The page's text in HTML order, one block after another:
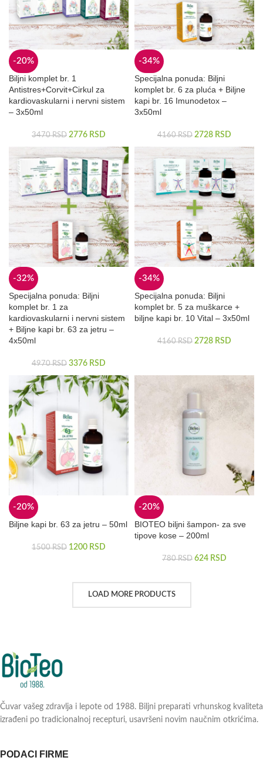
-20%
Biljni komplet br. 1
Antistres+Corvit+Cirkul za
kardiovaskularni i nervni sistem
– 3x50ml
3470RSD 2776 RSD
-34%
Specijalna ponuda: Biljni
komplet br. 6 za pluća + Biljne
kapi br. 16 Imunodetox –
3x50ml
4160RSD 2728 RSD
-32%
Specijalna ponuda: Biljni
komplet br. 1 za
kardiovaskularni i nervni sistem
+ Biljne kapi br. 63 za jetru –
4x50ml
4970RSD 3376 RSD
-34%
Specijalna ponuda: Biljni
komplet br. 5 za muškarce +
biljne kapi br. 10 Vital – 3x50ml
4160RSD 2728 RSD
-20%
Biljne kapi br. 63 za jetru – 50ml
1500RSD 1200 RSD
-20%
BIOTEO biljni šampon- za sve
tipove kose – 200ml
780RSD 624 RSD
LOAD MORE PRODUCTS
Čuvar vašeg zdravlja i lepote od 1988. Biljni preparati vrhunskog kvaliteta
izrađeni po tradicionalnoj recepturi, usavršeni novim naučnim otkrićima.
PODACI FIRME